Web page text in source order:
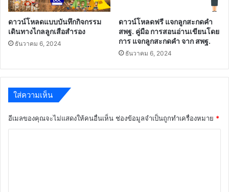
อ่างทอง
ดาวน์โหลดแบบบันทึกกิจกรรม
เดินทางไกลลูกเสือสำรอง
ธันวาคม 6, 2024
ดาวน์โหลดฟรี แจกลูกสะกดคำ
สพฐ. คู่มือ การสอนอ่านเขียนโดย
การ แจกลูกสะกดคำ จาก สพฐ.
ธันวาคม 6, 2024
ใส่ความเห็น
อีเมลของคุณจะไม่แสดงให้คนอื่นเห็น ช่องข้อมูลจำเป็นถูกทำเครื่องหมาย *